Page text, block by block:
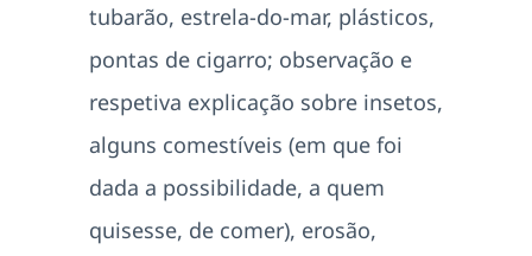
tubarão, estrela-do-mar, plásticos,
pontas de cigarro; observação e
respetiva explicação sobre insetos,
alguns comestíveis (em que foi
dada a possibilidade, a quem
quisesse, de comer), erosão,